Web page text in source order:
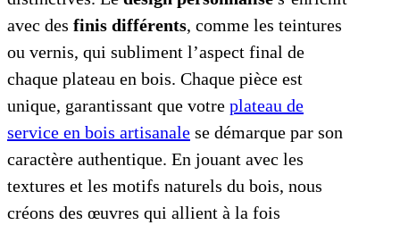
avec des finis différents, comme les teintures
ou vernis, qui subliment l’aspect final de
chaque plateau en bois. Chaque pièce est
unique, garantissant que votre plateau de
service en bois artisanale se démarque par son
caractère authentique. En jouant avec les
textures et les motifs naturels du bois, nous
créons des œuvres qui allient à la fois